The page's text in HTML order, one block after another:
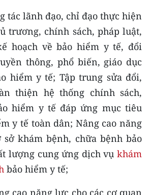
núi phía Bắc
Hồng
tác lãnh đạo, chỉ đạo thực hiện
trương, chính sách, pháp luật,
hoạch về bảo hiểm y tế, đổi
thông, phổ biến, giáo dục
hiểm y tế; Tập trung sửa đổi,
thiện hệ thống chính sách,
hiểm y tế đáp ứng mục tiêu
y tế toàn dân; Nâng cao năng
khám bệnh, chữa bệnh bảo
lượng cung ứng dịch vụ khám
bảo hiểm y tế;